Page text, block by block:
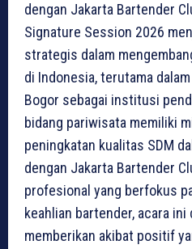
dengan Jakarta Bartender
Signature Session 2026
strategis dalam
di Indonesia, terutama
Bogor sebagai institusi
bidang pariwisata memiliki
peningkatan kualitas SDM
dengan Jakarta Bartender
profesional yang berfokus
keahlian bartender, acara ini
memberikan akibat positif